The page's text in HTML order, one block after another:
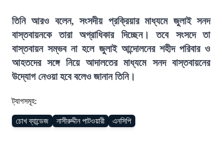
তিনি আরও বলেন, সংসদীয় প্রক্রিয়ার মাধ্যমে জুলাই সনদ
বাস্তবায়নকে তারা অগ্রাধিকার দিচ্ছেন। তবে সংসদে তা
বাস্তবায়ন সম্ভব না হলে জুলাই আন্দোলনের শহীদ পরিবার ও
আহতদের সঙ্গে নিয়ে আদালতের মাধ্যমে সনদ বাস্তবায়নের
উদ্যোগ নেওয়া হবে বলেও জানান তিনি।
ট্যাগসমূহ:
চোখ ব্যান্ডেজ নাসীরুদ্দীন পাটওয়ারী এনসিপি